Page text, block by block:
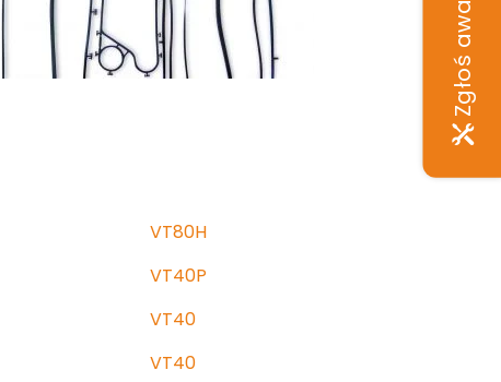
VT80H
VT40P
VT40
VT40
Zgłoś awarię